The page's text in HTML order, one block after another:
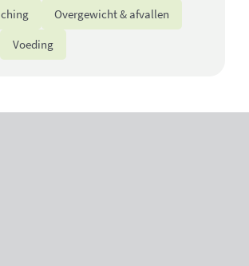
Overgewicht & afvallen
Voeding